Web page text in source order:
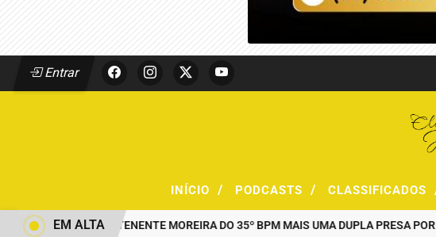
Entrar
INÍCIO / PODCASTS / CLASSIFICADOS
COMANDO DO TENENTE MOREIRA DO 35º BPM MAIS UMA DUPLA PRESA POR
EM ALTA